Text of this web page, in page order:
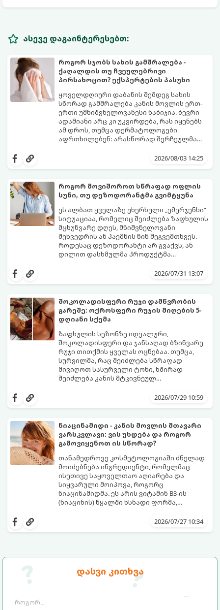
დასვი კითხვა
ასევე დაგაინტერესებთ:
როგორ სჯობს სახის გამშრალება -
ქაღალდის თუ ჩვეულებრივი
პირსახოცით? ექსპერტების პასუხი
ყოველდღიური დაბანის შემდეგ სახის
სწორად გამშრალება კანის მოვლის ერთ-
ერთი უმნიშვნელოვანესი ნაბიჯია. ბევრი
ადამიანი არც კი უკვირდება, რას იყენებს
ამ დროს, თუმცა დერმატოლოგები
აფრთხილებენ: არასწორად შერჩეულმა
გამონაყარი, კანის გაღიზიანება და
კანის ჯანმრთელობისთვის - ტრადიციული
2026/08/03 14:25
როგორ მოვიშოროთ სწრაფად ოფლის
სუნი, თუ დეზოდორანტმა გვიმტყუნა
ეს ალბათ ყველაზე უხერხული „ემერჯენსი“
სიტუაციაა, რომელიც შეიძლება ზაფხულის
მცხუნვარე დღეს, მნიშვნელოვანი
შეხვედრის ან პაემნის წინ შეგვემთხვეს.
როდესაც დეზოდორანტი არ გვაქვს, ან
დილით დასხმულმა პროდუქტმა
იღლიებში უსიამოვნო სუნი გაჩნდა,
სუნი არ აქვს. სუნს აჩენენ ბაქტერიები,
შესაბამისად, ჩვენი მიზანია ამ
ბაქტერიების განადგურება და კანის
გამოშრობა.
აი, 5 ყველაზე ეფექტური,
აპრობირებული და ნაცადი ხერხი,
რომლებიც ნებისმიერ ოფისში, კაფესა
თუ საზოგადოებრივ ტუალეტში, სულ
რაღაც 2 წუთში გადაგარჩენთ:
2026/07/31 13:07
შოკოლადისფერი რუჯი დამწვრობის
გარეშე: ოქროსფერი რუჯის მიღების 5-
დღიანი სქემა
ზაფხულის სეზონზე იდეალური,
შოკოლადისფერი და ჯანსაღად ბზინვარე
რუჯი თითქმის ყველას ოცნებაა. თუმცა,
სურვილმა, რაც შეიძლება სწრაფად
მივიღოთ სასურველი ტონი, ხშირად
შეიძლება კანის მტკივნეულ
გამოიმუშაოს მელანინი - პიგმენტი,
5-დღიანი სქემა დაგეხმარებათ, მიიღოთ
ღრმა, თანაბარი და ხანგრძლივი რუჯი
კანის ჯანმრთელობის დაზიანების გარეშე.
2026/07/29 10:59
ნიაცინამიდი - კანის მოვლის მთავარი
ვარსკვლავი: ვის უხდება და როგორ
გამოვიყენოთ ის სწორად?
თანამედროვე კოსმეტოლოგიაში ძნელად
მოიძებნება ინგრედიენტი, რომელმაც
ისეთივე საყოველთაო აღიარება და
სიყვარული მოიპოვა, როგორც
ნიაცინამიდმა. ეს არის ვიტამინ B3-ის
(ნიაცინის) წყალში ხსნადი ფორმა,
კანისთვის ნამდვილი „მაშველი რგოლია“.
თავის მოვლის რუტინის შეუცვლელი
2026/07/27 10:34